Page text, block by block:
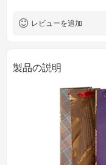
レビューを追加
製品の説明